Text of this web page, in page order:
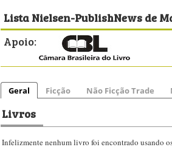
Lista Nielsen-PublishNews de
Apoio:
Geral Ficção Não Ficção Trade
Livros
Infelizmente nenhum livro foi encontrado usando